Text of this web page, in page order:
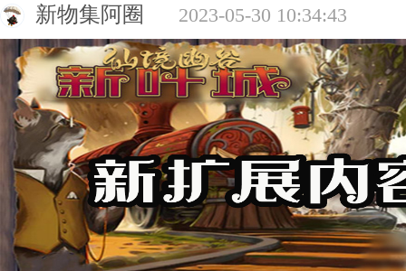
新物集阿圈 2023-05-30 10:34:43